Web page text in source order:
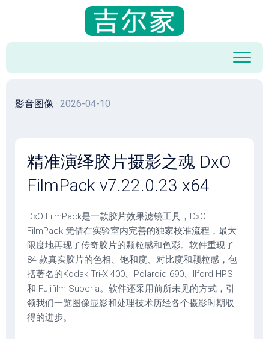
容
影音图像 · 2026-04-10
精准演绎胶片摄影之魂 DxO
FilmPack v7.22.0.23 x64
DxO FilmPack是一款胶片效果滤镜工具，DxO
FilmPack 凭借在实验室内完善的独家校准流程，最大
限度地再现了传奇胶片的颗粒感和色彩。软件重现了
84 款真实胶片的色相、饱和度、对比度和颗粒感，包
括著名的Kodak Tri-X 400、Polaroid 690、Ilford HPS
和 Fujifilm Superia。软件还采用前所未见的方式，引
领我们一览图像显影和处理技术历经各个摄影时期取
得的进步。